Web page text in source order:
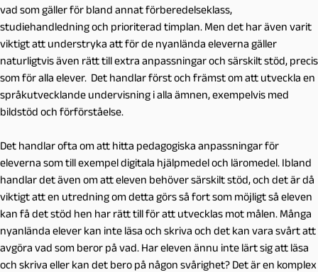
vad som gäller för bland annat förberedelseklass,
studiehandledning och prioriterad timplan. Men det har även varit
viktigt att understryka att för de nyanlända eleverna gäller
naturligtvis även rätt till extra anpassningar och särskilt stöd, precis
som för alla elever. Det handlar först och främst om att utveckla en
språkutvecklande undervisning i alla ämnen, exempelvis med
bildstöd och förförståelse.
Det handlar ofta om att hitta pedagogiska anpassningar för
eleverna som till exempel digitala hjälpmedel och läromedel. Ibland
handlar det även om att eleven behöver särskilt stöd, och det är då
viktigt att en utredning om detta görs så fort som möjligt så eleven
kan få det stöd hen har rätt till för att utvecklas mot målen. Många
nyanlända elever kan inte läsa och skriva och det kan vara svårt att
avgöra vad som beror på vad. Har eleven ännu inte lärt sig att läsa
och skriva eller kan det bero på någon svårighet? Det är en komplex